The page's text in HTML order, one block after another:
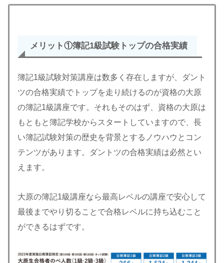
メリット①簿記1級試験トップの合格実績
簿記1級試験対策講座は数多く存在しますが、ダント
ツの合格実績でトップを走り続けるのが資格の大原
の簿記1級講座です。それもそのはず、資格の大原は
もともと簿記学校からスタートしていますので、長
い簿記試験対策の歴史を背景とするノウハウとコン
テンツがあります。ダントツの合格実績は必然とい
えます。
大原の簿記1級講座なら最高レベルの講座で安心して
最後までやり切ることで合格レベルに持ち込むこと
ができるはずです。